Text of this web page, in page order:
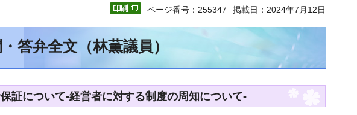
ページ番号：255347 掲載日：2024年7月12日
答弁全文（林薫議員）
証について-経営者に対する制度の周知について-